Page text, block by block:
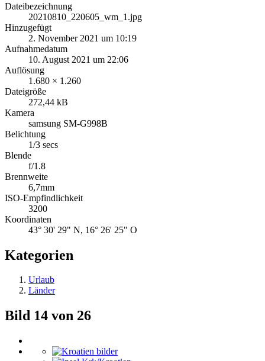
Dateibezeichnung
20210810_220605_wm_1.jpg
Hinzugefügt
2. November 2021 um 10:19
Aufnahmedatum
10. August 2021 um 22:06
Auflösung
1.680 × 1.260
Dateigröße
272,44 kB
Kamera
samsung SM-G998B
Belichtung
1/3 secs
Blende
f/1.8
Brennweite
6,7mm
ISO-Empfindlichkeit
3200
Koordinaten
43° 30' 29" N, 16° 26' 25" O
Kategorien
Urlaub
Länder
Bild 14 von 26